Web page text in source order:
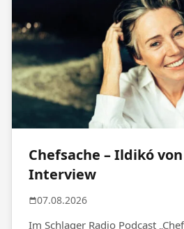
Chefsache – Ildikó
Interview
07.08.2026
Im Schlager Radio Podcast